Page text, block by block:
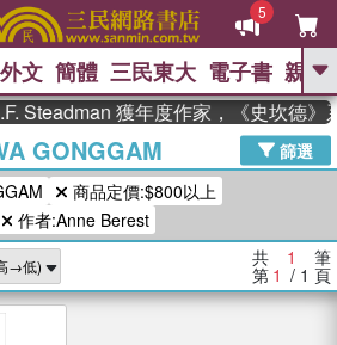
5
GO
熱搜： 東野圭吾 、 高希均教授回憶錄
、 The Odyssey 、 父親節 、 如果歷
史是一群喵 、 暑期推薦
獎 臺灣漫遊錄 、
登輝時代 、 數學女孩：黎曼猜想 、
偉大的迷走神經
外文 簡體 三民東大 電子書 親子
Steadman 獲年度作家，《史坎德》
GONGGAM
篩選
商品定價:$800以上
作者:Anne Berest
共 1 筆
第 1 / 1 頁